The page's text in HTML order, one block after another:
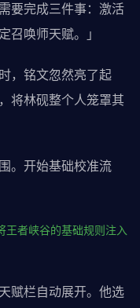
要完成三件事：激活
召唤师天赋。」
，铭文忽然亮了起
将林砚整个人笼罩其
。开始基础校准流
王者峡谷的基础规则注入
赋栏自动展开。他选